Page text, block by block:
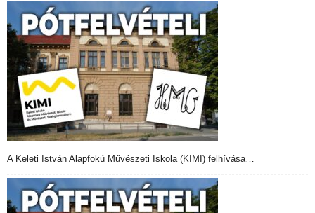
A Keleti István Alapfokú Művészeti Iskola (KIMI) felhívása…